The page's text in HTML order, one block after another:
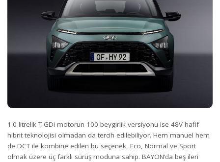
1.0 litrelik T-GDi motorun 100 beygirlik versiyonu ise 48V hafif
hibrit teknolojisi olmadan da tercih edilebiliyor. Hem manuel hem
de DCT ile kombine edilen bu seçenek, Eco, Normal ve Sport
olmak üzere üç farklı sürüş moduna sahip. BAYON’da beş ileri